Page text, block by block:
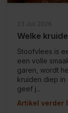
23 Juli 2026
Welke
Stoofvlees is
een volle
garen, wordt
kruiden diep in
geef j...
Artikel verder